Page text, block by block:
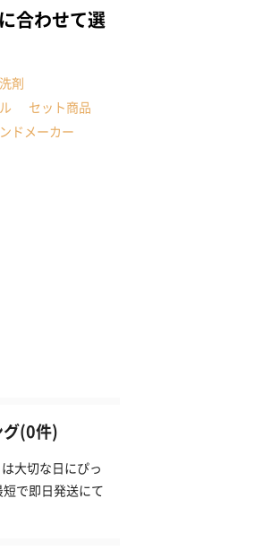
合わせて選
洗剤
セット商品
ドメーカー
グ(0件)
大切な日にぴっ
で即日発送にて